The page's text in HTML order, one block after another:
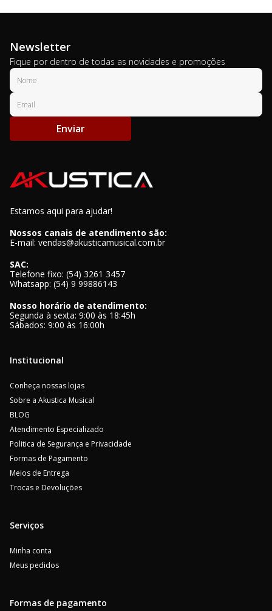
Newsletter
Fique por dentro de todas as novidades e promoções
Enviar
Estamos aqui para ajudar!
Nossos canais de atendimento são:
E-mail: vendas@akusticamusical.com.br
SAC:
Telefone fixo: (54) 3261 3457
Whatsapp: (54) 9 99886143
Nosso horário de atendimento:
Segunda à sexta: 9:00 às 18:45h
Sábados: 9:00 às 16:00h
Institucional
Conheça nossas lojas
Sobre a Akustica Musical
BLOG
Atendimento Especializado
Politica de Segurança e Privacidade
Formas de Pagamento
Meios de Entrega
Trocas e Devoluções
Serviços
Minha conta
Meus pedidos
Formas de pagamento